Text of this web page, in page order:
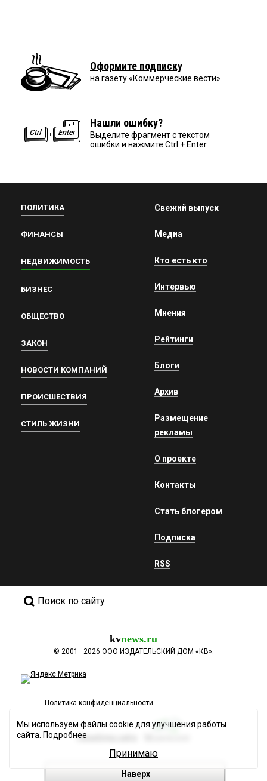
Оформите подписку
на газету «Коммерческие вести»
Нашли ошибку?
Выделите фрагмент с текстом
ошибки и нажмите Ctrl + Enter.
ПОЛИТИКА
ФИНАНСЫ
НЕДВИЖИМОСТЬ
БИЗНЕС
ОБЩЕСТВО
ЗАКОН
НОВОСТИ КОМПАНИЙ
ПРОИСШЕСТВИЯ
СТИЛЬ ЖИЗНИ
Свежий выпуск
Медиа
Кто есть кто
Интервью
Мнения
Рейтинги
Блоги
Архив
Размещение
рекламы
О проекте
Контакты
Стать блогером
Подписка
RSS
Поиск по сайту
kvnews.ru
© 2001—2026 ООО ИЗДАТЕЛЬСКИЙ ДОМ «КВ».
Политика конфиденциальности
Разработка сайта
Наверх
Мы используем файлы cookie для улучшения работы
сайта. Подробнее
Принимаю